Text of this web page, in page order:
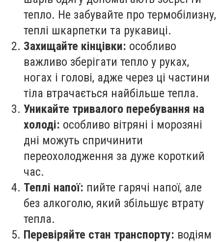
тепло. Не забувайте про термобілизну,
теплі шкарпетки та рукавиці.
Захищайте кінцівки: особливо
важливо зберігати тепло у руках,
ногах і голові, адже через ці частини
тіла втрачається найбільше тепла.
Уникайте тривалого перебування на
холоді: особливо вітряні і морозяні
дні можуть спричинити
переохолодження за дуже короткий
час.
Теплі напої: пийте гарячі напої, але
без алкоголю, який збільшує втрату
тепла.
Перевіряйте стан транспорту: водіям